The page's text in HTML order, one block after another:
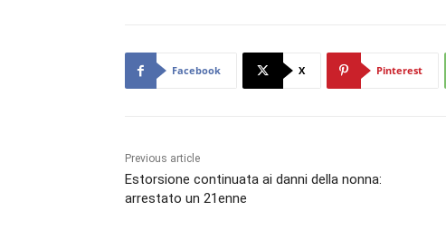
Facebook X Pinterest
Previous article
Estorsione continuata ai danni della nonna:
arrestato un 21enne